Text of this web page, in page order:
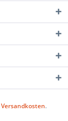
Versandkosten.